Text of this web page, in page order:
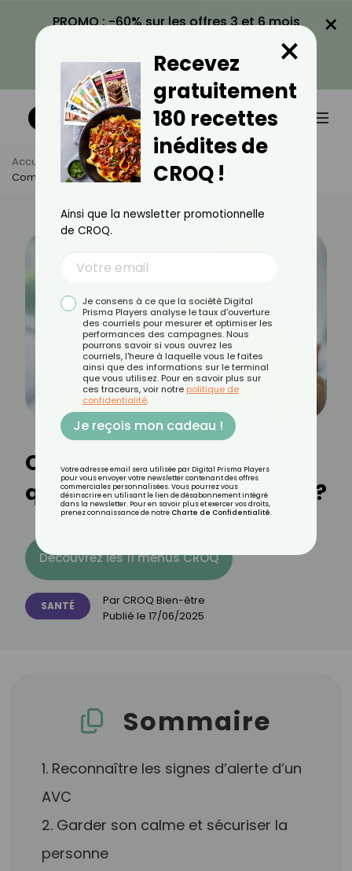
PROMO : -60% sur les offres 3 et 6 mois
VOIR LA PROMO
×
Accueil Actus
Santé
Comment Réagir Face À Quelqu’un Qui Fait Un AVC ?
Comment réagir face à
quelqu’un qui fait un AVC ?
Découvrez les 11 menus CROQ
SANTÉ Par CROQ Bien-être
Publié le 17/06/2025
Sommaire
1. Reconnaître les signes d’alerte d’un
AVC
2. Garder son calme et sécuriser la
personne
Recevez
gratuitement
180 recettes
inédites de
CROQ !
×
Ainsi que la newsletter promotionnelle
de CROQ.
Je consens à ce que la société Digital
Prisma Players analyse le taux d'ouverture
des courriels pour mesurer et optimiser les
performances des campagnes. Nous
pourrons savoir si vous ouvrez les
courriels, l'heure à laquelle vous le faites
ainsi que des informations sur le terminal
que vous utilisez. Pour en savoir plus sur
ces traceurs, voir notre politique de
confidentialité.
Je reçois mon cadeau !
Votre adresse email sera utilisée par Digital Prisma Players
pour vous envoyer votre newsletter contenant des offres
commerciales personnalisées. Vous pourrez vous
désinscrire en utilisant le lien de désabonnement intégré
dans la newsletter. Pour en savoir plus et exercer vos droits,
prenez connaissance de notre Charte de Confidentialité.